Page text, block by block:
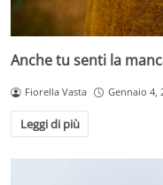
Anche tu senti la
Fiorella Vasta Gennaio 4,
Leggi di più